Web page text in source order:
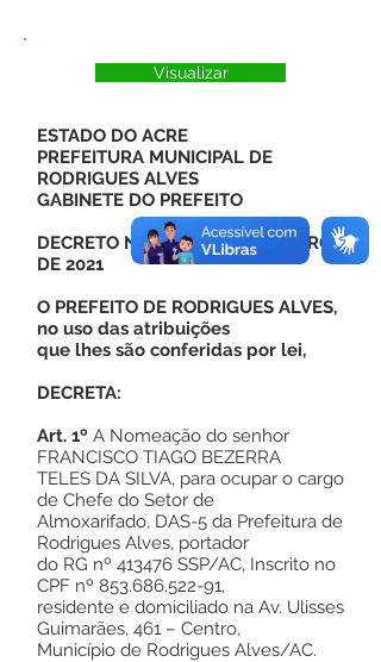
Visualizar
ESTADO DO ACRE
PREFEITURA MUNICIPAL DE
RODRIGUES ALVES
GABINETE DO PREFEITO
DECRETO Nº 16, DE 19 DE JANEIRO
DE 2021
O PREFEITO DE RODRIGUES ALVES,
no uso das atribuições
que lhes são conferidas por lei,
DECRETA:
Art. 1º A Nomeação do senhor
FRANCISCO TIAGO BEZERRA
TELES DA SILVA, para ocupar o cargo
de Chefe do Setor de
Almoxarifado, DAS-5 da Prefeitura de
Rodrigues Alves, portador
do RG nº 413476 SSP/AC, Inscrito no
CPF nº 853.686.522-91,
residente e domiciliado na Av. Ulisses
Guimarães, 461 – Centro,
Município de Rodrigues Alves/AC.